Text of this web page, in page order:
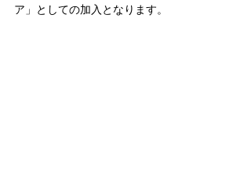
ア」としての加入となります。